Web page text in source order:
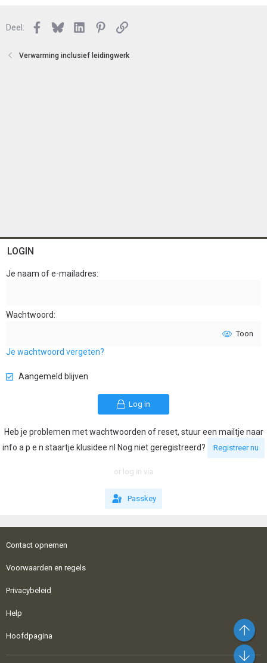
Deel: Facebook
BlueskyLinkedInPinterest
Link
Verwarming inclusief leidingwerk
LOGIN
Je naam of e-mailadres
Wachtwoord
Toon
Je wachtwoord vergeten?
Aangemeld blijven
Log in
Heb je problemen met wachtwoorden of reset, stuur een mailtje naar
info a p e n staartje klusidee nl Nog niet geregistreerd?
Registreer nu
or log in via
Passkey
Contact opnemen
Voorwaarden en regels
Privacybeleid
Help
Hoofdpagina